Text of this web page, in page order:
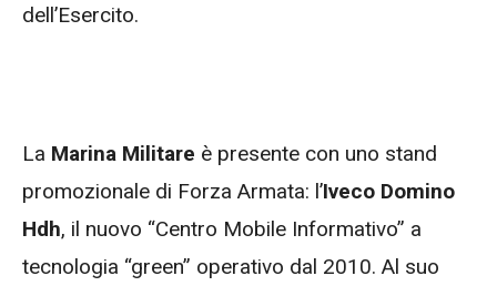
dell’Esercito.
La Marina Militare è presente con uno stand
promozionale di Forza Armata: l’Iveco Domino
Hdh, il nuovo “Centro Mobile Informativo” a
tecnologia “green” operativo dal 2010. Al suo